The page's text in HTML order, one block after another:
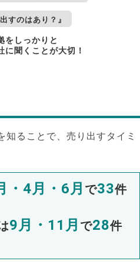
すのはあり？』
をしっかりと
に聞くことが大切！
ることで、売り出すタイミ
・4月・6月 で33件
9月・11月 で28件